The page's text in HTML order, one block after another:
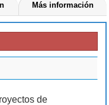
Más información
de